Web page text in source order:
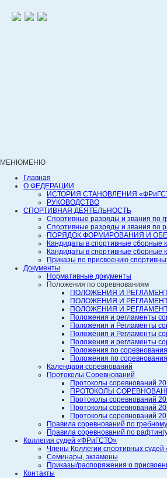
МЕНЮМЕНЮ
Главная
О ФЕДЕРАЦИИ
ИСТОРИЯ СТАНОВЛЕНИЯ
РУКОВОДСТВО
СПОРТИВНАЯ ДЕЯТЕЛЬНОСТЬ
Спортивные разряды и звания по
Спортивные разряды и звания по
ПОРЯДОК ФОРМИРОВАНИЯ И
Кандидаты в спортивные сборные
Кандидаты в спортивные сборные
Приказы по присвоению
Документы
Нормативные документы
Положения по соревнованиям
ПОЛОЖЕНИЯ И
ПОЛОЖЕНИЯ И
ПОЛОЖЕНИЯ И
Положения и регламенты
Положения и Регламенты
Положения и Регламенты
Положения и регламенты
Положения по
Положения по
Календари соревнований
Протоколы Соревнований
Протоколы соревнований
ПРОТОКОЛЫ
Протоколы соревнований
Протоколы соревнований
Протоколы соревнований
Правила соревнований по
Правила соревнований по
Коллегия судей «ФРиГСТО»
Члены Коллегии спортивных
Семинары, экзамены
Приказы/распоряжения о
Контакты